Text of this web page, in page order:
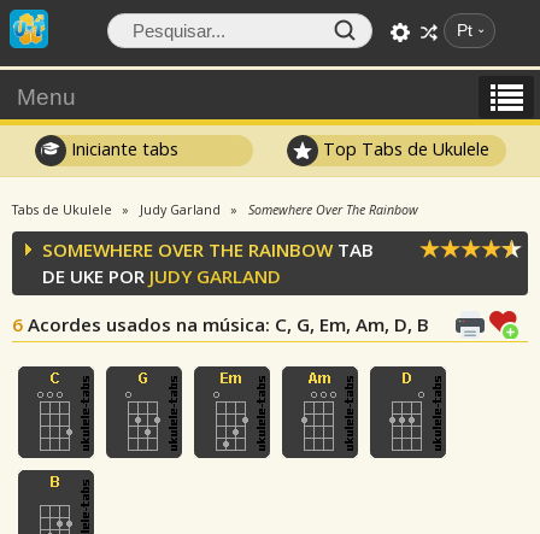
Pt
Menu
Iniciante tabs Top Tabs de Ukulele
Tabs de Ukulele Judy Garland Somewhere Over The Rainbow
SOMEWHERE OVER THE RAINBOW TAB
DE UKE POR JUDY GARLAND
6 Acordes usados na música: C, G, Em, Am, D, B